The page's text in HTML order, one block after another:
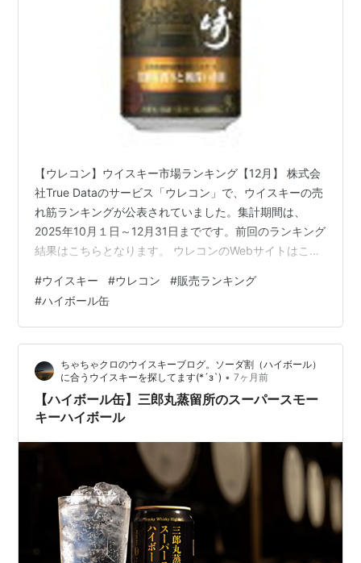
【ウレコン】ウイスキー市場ランキング【12月】 株式会
社True Dataのサービス「ウレコン」で、ウイスキーの売
れ筋ランキングが公表されていました。集計期間は、
2025年10月１日～12月31日までです。前回のランキング
結果はこちらとなります。 ウレコンのWebサイトはこち
となります。 それでは順位を見てみましょう。１位は角
瓶 700ml２位はブラックニッカ クリア 瓶 700ml３位は
トリス クラシック 700mlとなりました。 上位3位は、前
回と同じ順位となりました。 前回９位のバランタイン フ
ァイネスト 40度 700mlが10位に残り…
#ウイスキー #ウレコン #販売ランキング
#ハイボール缶
ちゃちゃクロのウイスキーブログ。ソーダ割（ハイボール）
に合うウイスキーを探してます(*´з`) • 7ヶ月前
【ハイボール缶】三郎丸蒸留所のスーパースモー
キーハイボール